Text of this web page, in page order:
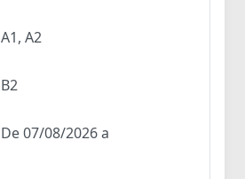
A1, A2
B2
De 07/08/2026 a